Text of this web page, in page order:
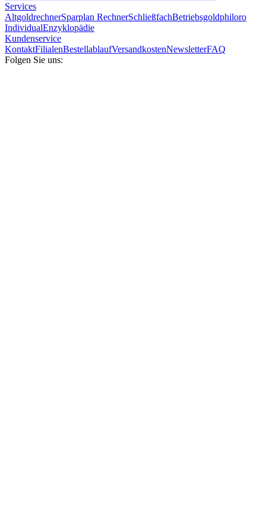
Services
AltgoldrechnerSparplan RechnerSchließfachBetriebsgoldphiloro
IndividualEnzyklopädie
Kundenservice
KontaktFilialenBestellablaufVersandkostenNewsletterFAQ
Folgen Sie uns: